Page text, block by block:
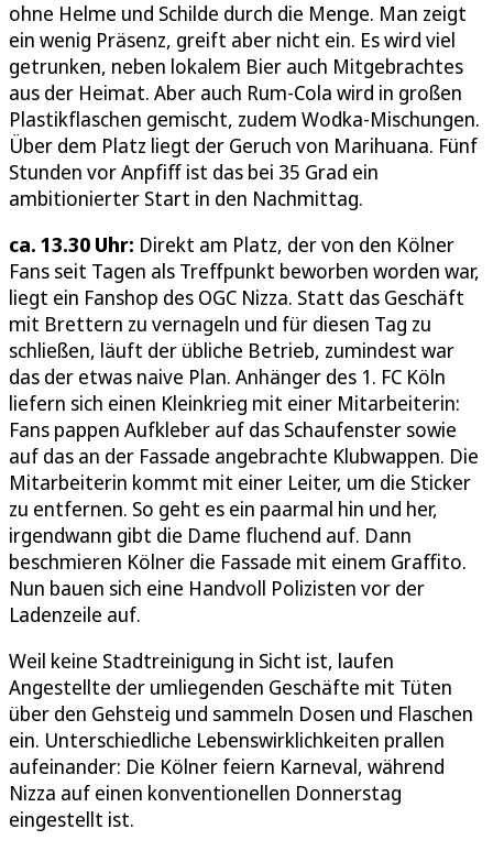
ohne Helme und Schilde durch die Menge. Man zeigt
ein wenig Präsenz, greift aber nicht ein. Es wird viel
getrunken, neben lokalem Bier auch Mitgebrachtes
aus der Heimat. Aber auch Rum-Cola wird in großen
Plastikflaschen gemischt, zudem Wodka-Mischungen.
Über dem Platz liegt der Geruch von Marihuana. Fünf
Stunden vor Anpfiff ist das bei 35 Grad ein
ambitionierter Start in den Nachmittag.
ca. 13.30 Uhr: Direkt am Platz, der von den Kölner
Fans seit Tagen als Treffpunkt beworben worden war,
liegt ein Fanshop des OGC Nizza. Statt das Geschäft
mit Brettern zu vernageln und für diesen Tag zu
schließen, läuft der übliche Betrieb, zumindest war
das der etwas naive Plan. Anhänger des 1. FC Köln
liefern sich einen Kleinkrieg mit einer Mitarbeiterin:
Fans pappen Aufkleber auf das Schaufenster sowie
auf das an der Fassade angebrachte Klubwappen. Die
Mitarbeiterin kommt mit einer Leiter, um die Sticker
zu entfernen. So geht es ein paarmal hin und her,
irgendwann gibt die Dame fluchend auf. Dann
beschmieren Kölner die Fassade mit einem Graffito.
Nun bauen sich eine Handvoll Polizisten vor der
Ladenzeile auf.
Weil keine Stadtreinigung in Sicht ist, laufen
Angestellte der umliegenden Geschäfte mit Tüten
über den Gehsteig und sammeln Dosen und Flaschen
ein. Unterschiedliche Lebenswirklichkeiten prallen
aufeinander: Die Kölner feiern Karneval, während
Nizza auf einen konventionellen Donnerstag
eingestellt ist.